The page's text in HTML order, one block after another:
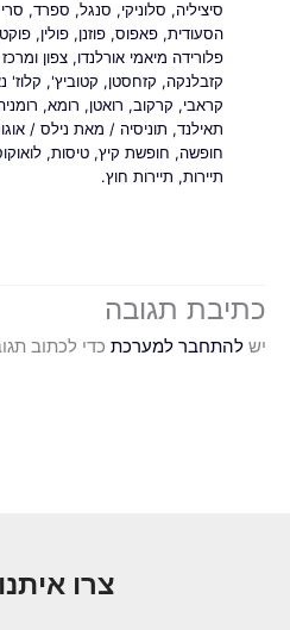
סיציליה, סלוניקי, סנגל, ספרד,
הסעודית,פאפוס,פוזנן,פולין,פוקט
פלורידה מיאמי אורלנדו,צפון
קזבלנקה, קזחסטן, קטוביץ', קלוז'
קראבי, קרקוב, רואטן, רומא,
תאילנד, תוניסיה / מאת נילס/
חופשה, חופשת קיץ,טיסות,
תיירות, תיירות חוץ.
כתיבת תגובה
יש להתחבר למערכת כדי לכתוב
צרו